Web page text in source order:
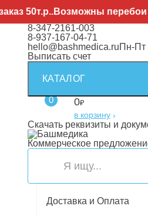
перебои со
8-347-2161-003
8-937-167-04-71
hello@bashmedica.ruПн-Пт
Выписать счет
КАТАЛОГ
0 0₽
в корзину ›
Скачать реквизиты и
Коммерческое
Доставка и Оплата